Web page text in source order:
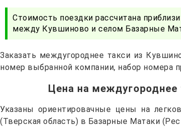
Стоимость поездки рассчитана
между Кувшиново и селом Базарные
Заказать междугороднее такси из
номер выбранной компании, набор номера
Цена на
Указаны ориентировачные цены на
(Тверская область) в Базарные Матаки